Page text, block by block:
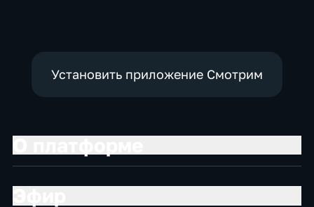
Установить приложение Смотрим